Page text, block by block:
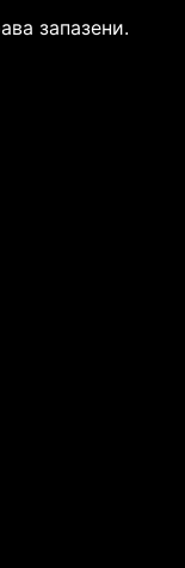
запазени.